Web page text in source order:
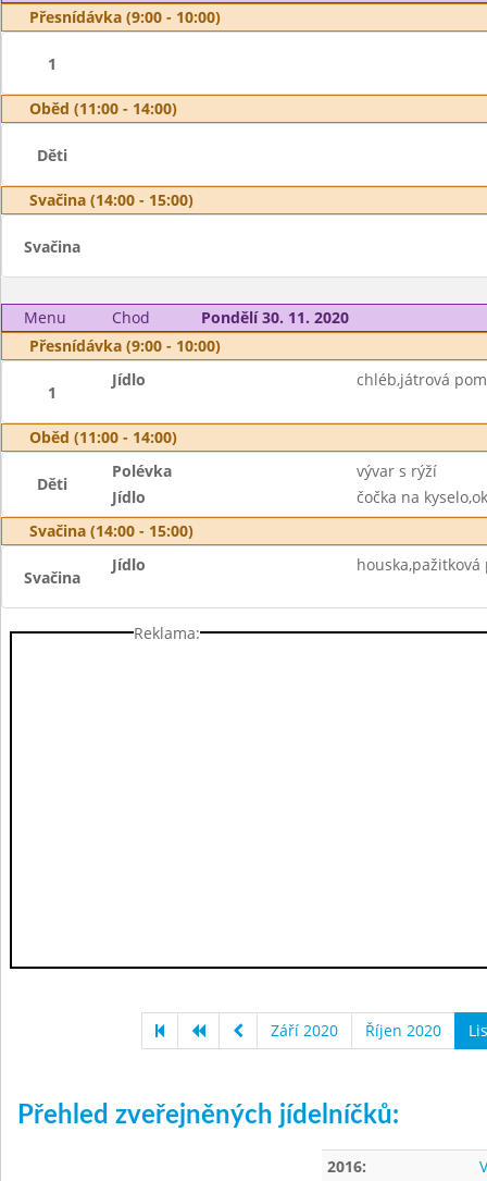
Přesnídávka (9:00 - 10:00)
1
Oběd (11:00 - 14:00)
Děti
Svačina (14:00 - 15:00)
Svačina
Menu Chod
Pondělí 30. 11. 2020
Přesnídávka (9:00 - 10:00)
1
Jídlo chléb,játrová
Oběd (11:00 - 14:00)
Děti
Polévka
vývar s rýží
Jídlo
čočka na
Svačina (14:00 - 15:00)
Svačina
Jídlo
Reklama:
Září 2020 Říjen 2020
Přehled zveřejněných jídelníčků:
2016: